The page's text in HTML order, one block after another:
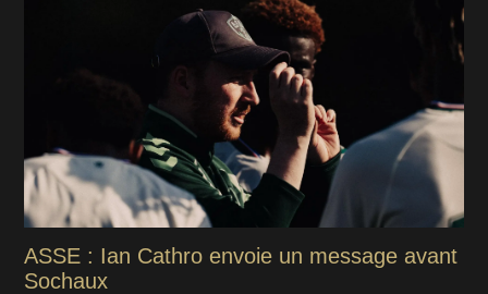
ASSE : Ian Cathro envoie un message avant
Sochaux